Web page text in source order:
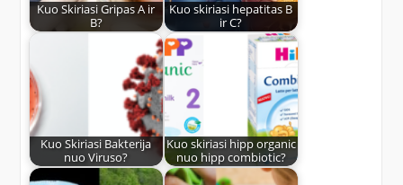
Kuo Skiriasi Gripas A ir
B?
Kuo skiriasi hepatitas B
ir C?
Kuo Skiriasi Bakterija
nuo Viruso?
Kuo skiriasi hipp organic
nuo hipp combiotic?